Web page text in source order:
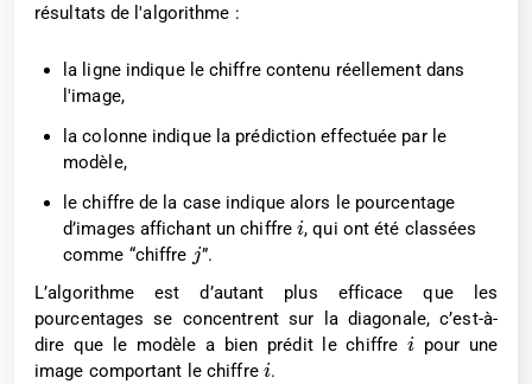
résultats de l'algorithme :
la ligne indique le chiffre contenu réellement dans
l'image,
la colonne indique la prédiction effectuée par le
modèle,
le chiffre de la case indique alors le pourcentage
d’images affichant un chiffrei, qui ont été classées
comme “chiffre j”.
L’algorithme est d’autant plus efficace que les
pourcentages se concentrent sur la diagonale, c’est-à-
dire que le modèle a bien prédit le chiffre ipour une
image comportant le chiffre i.